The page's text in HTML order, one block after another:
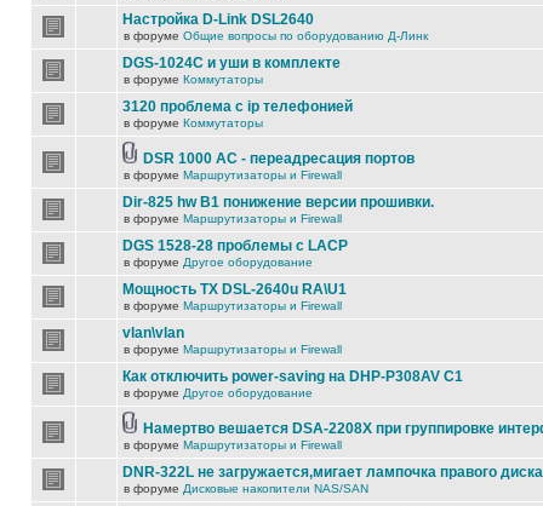
Настройка D-Link DSL2640
в форуме Общие вопросы по оборудованию Д-Линк
DGS-1024C и уши в комплекте
в форуме Коммутаторы
3120 проблема с ip телефонией
в форуме Коммутаторы
DSR 1000 AC - переадресация портов
в форуме Маршрутизаторы и Firewall
Dir-825 hw B1 понижение версии прошивки.
в форуме Маршрутизаторы и Firewall
DGS 1528-28 проблемы с LACP
в форуме Другое оборудование
Мощность TX DSL-2640u RA\U1
в форуме Маршрутизаторы и Firewall
vlan\vlan
в форуме Маршрутизаторы и Firewall
Как отключить power-saving на DHP-P308AV C1
в форуме Другое оборудование
Намертво вешается DSA-2208X при группировке
в форуме Маршрутизаторы и Firewall
DNR-322L не загружается,мигает лампочка правого диска
в форуме Дисковые накопители NAS/SAN